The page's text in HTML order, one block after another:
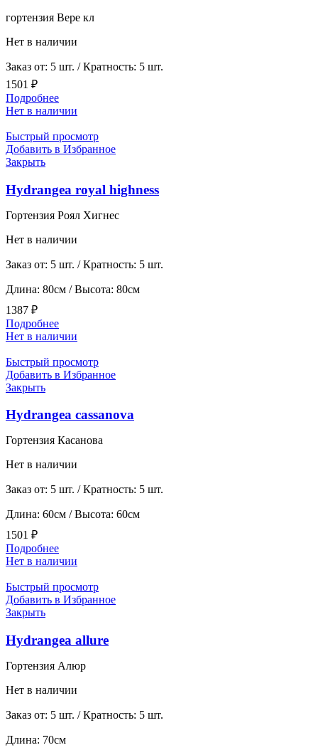
гортензия Вере кл
Нет в наличии
Заказ от: 5 шт. / Кратность: 5 шт.
1501 ₽
Подробнее
Нет в наличии
Быстрый просмотр
Добавить в Избранное
Закрыть
Hydrangea royal highness
Гортензия Роял Хигнес
Нет в наличии
Заказ от: 5 шт. / Кратность: 5 шт.
Длина: 80см / Высота: 80см
1387 ₽
Подробнее
Нет в наличии
Быстрый просмотр
Добавить в Избранное
Закрыть
Hydrangea cassanova
Гортензия Касанова
Нет в наличии
Заказ от: 5 шт. / Кратность: 5 шт.
Длина: 60см / Высота: 60см
1501 ₽
Подробнее
Нет в наличии
Быстрый просмотр
Добавить в Избранное
Закрыть
Hydrangea allure
Гортензия Алюр
Нет в наличии
Заказ от: 5 шт. / Кратность: 5 шт.
Длина: 70см